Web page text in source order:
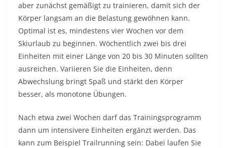
aber zunächst gemäßigt zu trainieren, damit sich der
Körper langsam an die Belastung gewöhnen kann.
Optimal ist es, mindestens vier Wochen vor dem
Skiurlaub zu beginnen. Wöchentlich zwei bis drei
Einheiten mit einer Länge von 20 bis 30 Minuten sollten
ausreichen. Variieren Sie die Einheiten, denn
Abwechslung bringt Spaß und stärkt den Körper
besser, als monotone Übungen.
Nach etwa zwei Wochen darf das Trainingsprogramm
dann um intensivere Einheiten ergänzt werden. Das
kann zum Beispiel Trailrunning sein: Dabei laufen Sie